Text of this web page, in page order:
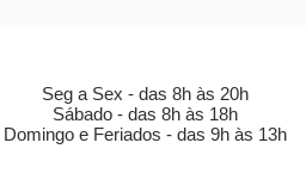
Seg a Sex - das 8h às 20h
Sábado - das 8h às 18h
Domingo e Feriados - das 9h às 13h